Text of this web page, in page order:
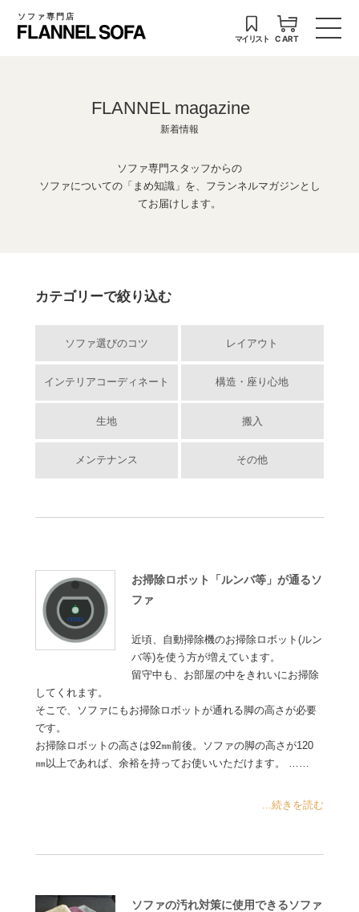
ソファ専門店
マイリスト CART
FLANNEL magazine
新着情報
ソファ専門スタッフからの
ソファについての「まめ知識」を、フランネルマガジンとし
てお届けします。
カテゴリーで絞り込む
ソファ選びのコツ レイアウト
インテリアコーディネート 構造・座り心地
生地 搬入
メンテナンス その他
お掃除ロボット「ルンバ等」が通るソ
ファ
近頃、自動掃除機のお掃除ロボット(ルン
バ等)を使う方が増えています。
留守中も、お部屋の中をきれいにお掃除
してくれます。
そこで、ソファにもお掃除ロボットが通れる脚の高さが必要
です。
お掃除ロボットの高さは92㎜前後。ソファの脚の高さが120
㎜以上であれば、余裕を持ってお使いいただけます。 ……
...続きを読む
ソファの汚れ対策に使用できるソファ